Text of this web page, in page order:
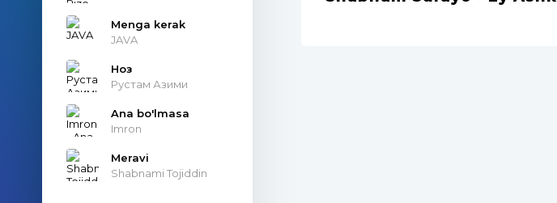
Menga kerak
JAVA
Ноз
Рустам Азими
Ana bo'lmasa
Imron
Meravi
Shabnami Tojiddin